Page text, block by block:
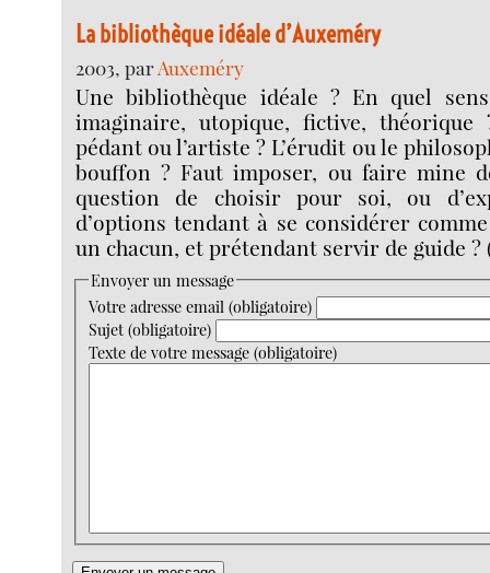
La bibliothèque idéale d’Auxeméry
2003, parAuxeméry
Une bibliothèque idéale ? En quel
imaginaire, utopique, fictive,
pédant ou l’artiste ? L’érudit ou le
bouffon ? Faut imposer, ou faire mine
question de choisir pour soi, ou
d’options tendant à se considérer
un chacun, et prétendant servir de guide
Envoyer un message
Votre adresse email (obligatoire)
Sujet (obligatoire)
Texte de votre message (obligatoire)